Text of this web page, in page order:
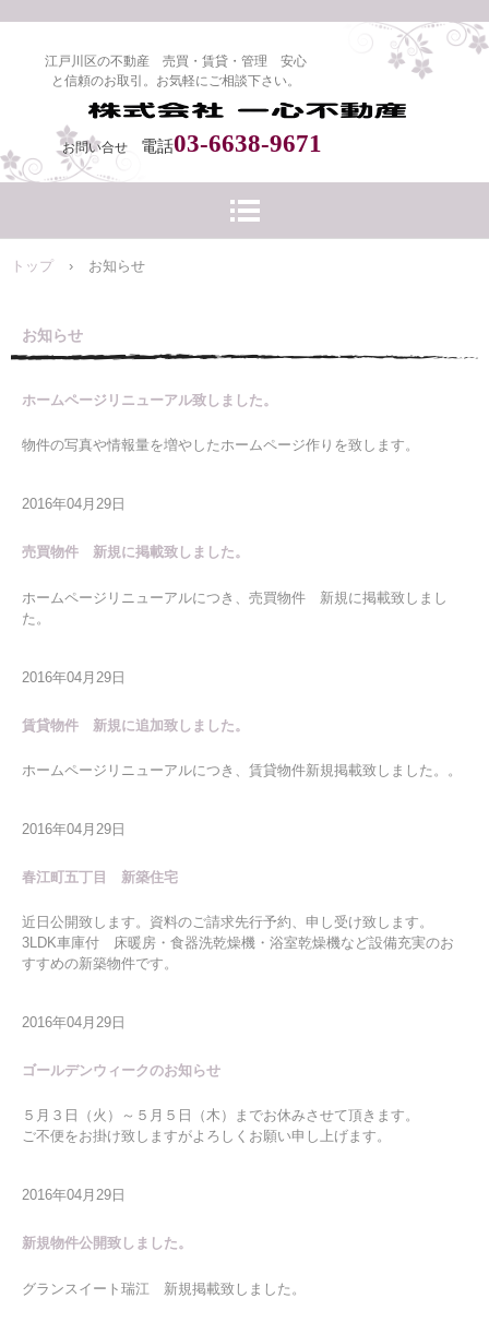
江戸川区の不動産 売買・賃貸・管理 安心
と信頼のお取引。お気軽にご相談下さい。
お問い合せ 電話03-6638-9671
トップ › お知らせ
お知らせ
ホームページリニューアル致しました。
物件の写真や情報量を増やしたホームページ作りを致します。
2016年04月29日
売買物件 新規に掲載致しました。
ホームページリニューアルにつき、売買物件 新規に掲載致しまし
た。
2016年04月29日
賃貸物件 新規に追加致しました。
ホームページリニューアルにつき、賃貸物件新規掲載致しました。。
2016年04月29日
春江町五丁目 新築住宅
近日公開致します。資料のご請求先行予約、申し受け致します。
3LDK車庫付 床暖房・食器洗乾燥機・浴室乾燥機など設備充実のお
すすめの新築物件です。
2016年04月29日
ゴールデンウィークのお知らせ
５月３日（火）～５月５日（木）までお休みさせて頂きます。
ご不便をお掛け致しますがよろしくお願い申し上げます。
2016年04月29日
新規物件公開致しました。
グランスイート瑞江 新規掲載致しました。